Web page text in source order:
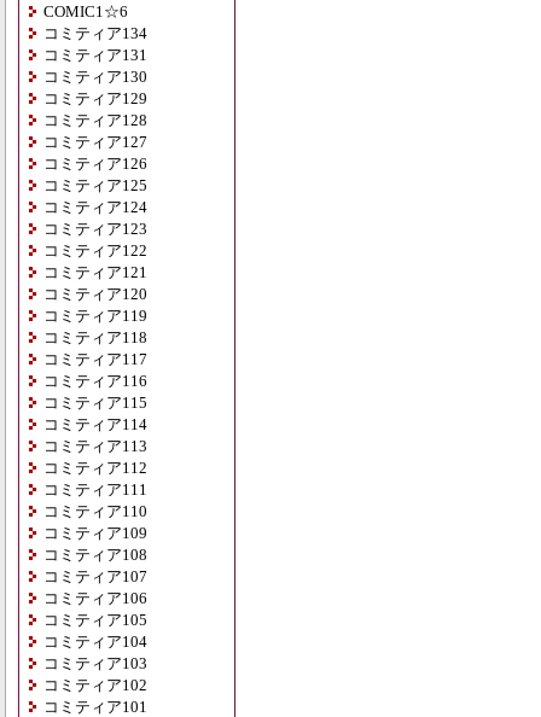
COMIC1☆6
コミティア134
コミティア131
コミティア130
コミティア129
コミティア128
コミティア127
コミティア126
コミティア125
コミティア124
コミティア123
コミティア122
コミティア121
コミティア120
コミティア119
コミティア118
コミティア117
コミティア116
コミティア115
コミティア114
コミティア113
コミティア112
コミティア111
コミティア110
コミティア109
コミティア108
コミティア107
コミティア106
コミティア105
コミティア104
コミティア103
コミティア102
コミティア101